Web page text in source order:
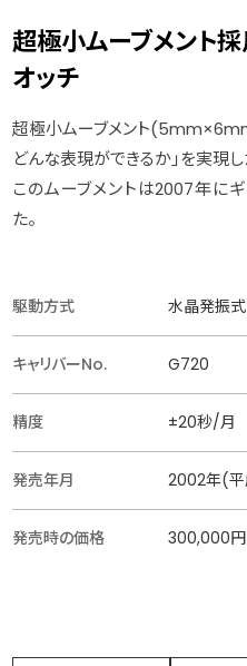
超極小ムーブメント
オッチ
超極小ムーブメント
どんな表現ができるか」を実現し
このムーブメントは2007年に
た。
駆動方式 水晶発振式
キャリバーNo. G720
精度 ±20秒/月
発売年月 2002年(
発売時の価格 300,000円